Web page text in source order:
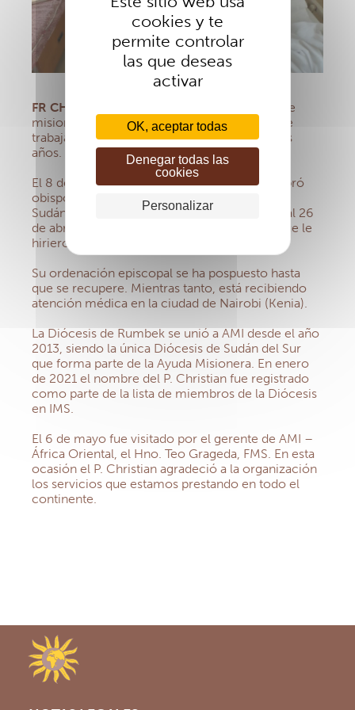
cookies y te
permite controlar
las que deseas
activar
OK, aceptar todas
Denegar todas las
cookies
Personalizar
FR CHRISTIAN CARLASSARE
, es un sacerdote
misionero comboniano, nacido en Italia y que
trabaja en Sudán del Sur desde hace bastantes
años.
El 8 de marzo de 2021, la Santa Sede le nombró
obispo de la diócesis católica de Rumbek, en
Sudán del Sur. Pero, durante la noche del 25 al 26
de abril fue atacado por hombres armados que le
hirieron las dos piernas con cuatro balas.
Su ordenación episcopal se ha pospuesto hasta
que se recupere. Mientras tanto, está recibiendo
atención médica en la ciudad de Nairobi (Kenia).
La Diócesis de Rumbek se unió a AMI desde el año
2013, siendo la única Diócesis de Sudán del Sur
que forma parte de la Ayuda Misionera. En enero
de 2021 el nombre del P. Christian fue registrado
como parte de la lista de miembros de la Diócesis
en IMS.
El 6 de mayo fue visitado por el gerente de AMI –
África Oriental, el Hno. Teo Grageda, FMS. En esta
ocasión el P. Christian agradeció a la organización
los servicios que estamos prestando en todo el
continente.